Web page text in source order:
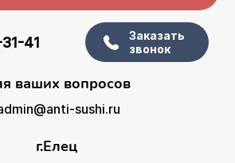
41
Заказать
звонок
ваших вопросов
sushi.ru
г.Елец